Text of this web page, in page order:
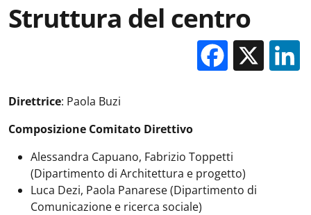
Struttura del centro
X
Direttrice: Paola Buzi
Composizione Comitato Direttivo
Alessandra Capuano, Fabrizio Toppetti
(Dipartimento di Architettura e progetto)
Luca Dezi, Paola Panarese (Dipartimento di
Comunicazione e ricerca sociale)